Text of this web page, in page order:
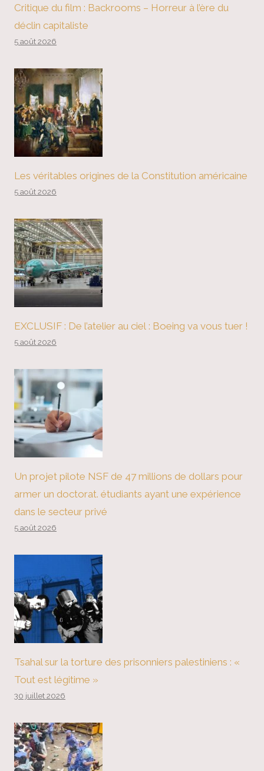
Critique du film : Backrooms – Horreur à l’ère du
déclin capitaliste
5 août 2026
Les véritables origines de la Constitution américaine
5 août 2026
EXCLUSIF : De l’atelier au ciel : Boeing va vous tuer !
5 août 2026
Un projet pilote NSF de 47 millions de dollars pour
armer un doctorat. étudiants ayant une expérience
dans le secteur privé
5 août 2026
Tsahal sur la torture des prisonniers palestiniens : «
Tout est légitime »
30 juillet 2026